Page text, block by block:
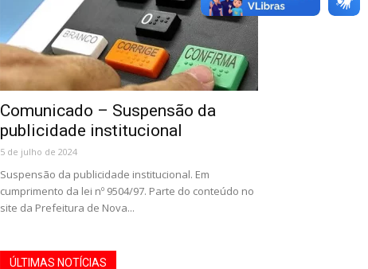
Comunicado – Suspensão da
publicidade institucional
5 de julho de 2024
Suspensão da publicidade institucional. Em
cumprimento da lei nº 9504/97. Parte do conteúdo no
site da Prefeitura de Nova...
ÚLTIMAS NOTÍCIAS